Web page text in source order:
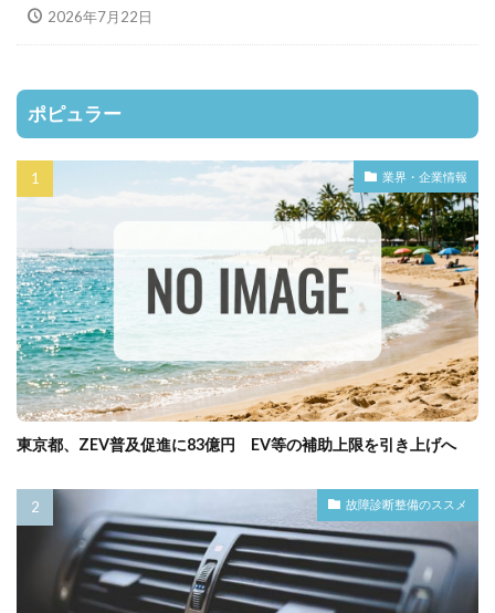
2026年7月22日
ポピュラー
業界・企業情報
東京都、ZEV普及促進に83億円 EV等の補助上限を引き上げへ
故障診断整備のススメ